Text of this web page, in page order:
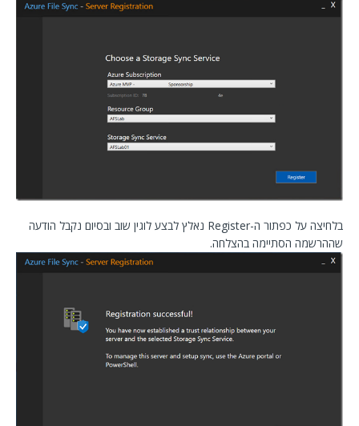
בלחיצה על כפתור ה-Register נאלץ לבצע לוגין שוב ובסיום נקבל הודעה
שההרשמה הסתיימה בהצלחה.